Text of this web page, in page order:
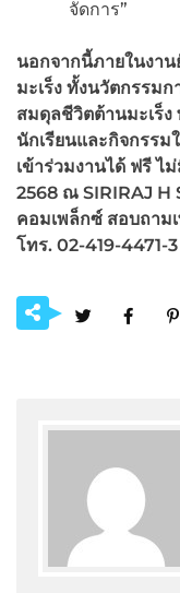
จัดการ”
นอกจากนี้ภายในงา
มะเร็ง ทั้งนวัตกรรม
สมดุลชีวิตต้านมะเร็
นักเรียนและกิจกรร
เข้าร่วมงานได้ ฟรี ไ
2568 ณ SIRIRAJ H
คอมเพล็กซ์ สอบถาม
โทร. 02-419-4471-3